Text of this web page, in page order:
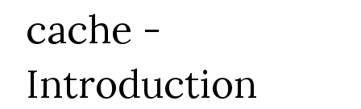
cache -
Introduction